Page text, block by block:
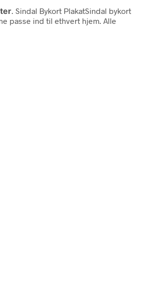
. Sindal Bykort PlakatSindal bykort
passe ind til ethvert hjem. Alle